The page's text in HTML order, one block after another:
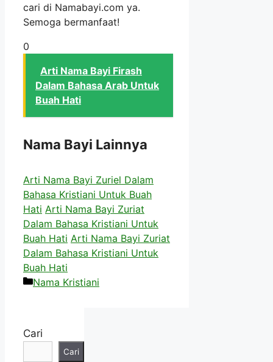
cari di Namabayi.com ya.
Semoga bermanfaat!
0
Arti Nama Bayi Firash
Dalam Bahasa Arab Untuk
Buah Hati
Nama Bayi Lainnya
Arti Nama Bayi Zuriel Dalam
Bahasa Kristiani Untuk Buah
Hati Arti Nama Bayi Zuriat
Dalam Bahasa Kristiani Untuk
Buah Hati Arti Nama Bayi Zuriat
Dalam Bahasa Kristiani Untuk
Buah Hati
Kategori
Nama Kristiani
Cari
Cari